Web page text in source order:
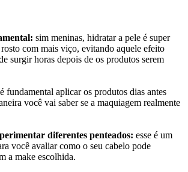
sim meninas, hidratar a pele é super
com mais viço, evitando aquele efeito
surgir horas depois de os produtos serem
é fundamental aplicar os produtos dias antes
você vai saber se a maquiagem realmente
diferentes penteados: esse é um
você avaliar como o seu cabelo pode
a make escolhida.